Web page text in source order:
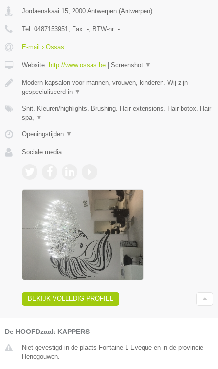
Jordaenskaai 15 2000 Antwerpen (Antwerpen)
Tel: 0487153951 , Fax: - , BTW-nr: -
E-mail › Ossas
Website: http://www.ossas.be | Screenshot ▼
Modern kapsalon voor mannen, vrouwen, kinderen. Wij zijn
gespecialiseerd in ▼
Snit, Kleuren/highlights, Brushing, Hair extensions, Hair botox, Hair
spa,
▼
Openingstijden ▼
Sociale media:
BEKIJK VOLLEDIG PROFIEL
De HOOFDzaak KAPPERS
Niet gevestigd in de plaats Fontaine L Eveque en in de provincie
Henegouwen.